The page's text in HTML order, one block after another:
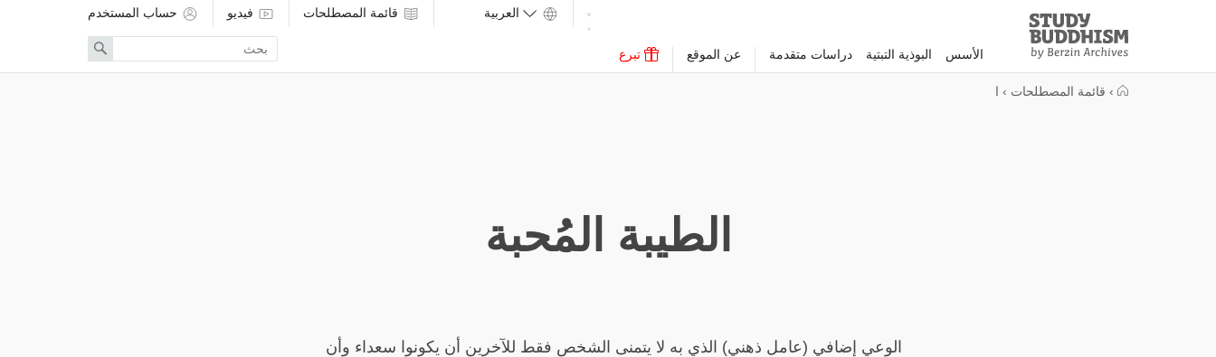
Study
Buddhism
Home
الأسس البوذية التبتية دراسات متقدمة عن الموقع تبرع
قائمة المصطلحات فيديو حساب المستخدم
search
term
Search
› قائمة المصطلحات › ا
الطيبة المُحبة
الوعي إضافي (عامل ذهني) الذي به لا يتمنى الشخص فقط للآخرين أن يكونوا سعداء وأن